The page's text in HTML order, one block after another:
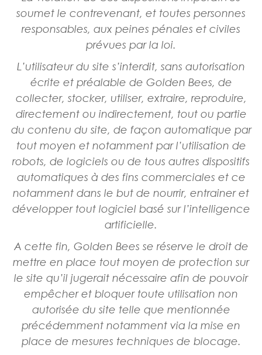
soumet le contrevenant, et toutes personnes
responsables, aux peines pénales et civiles
prévues par la loi.
L’utilisateur du site s’interdit, sans autorisation
écrite et préalable de Golden Bees, de
collecter, stocker, utiliser, extraire, reproduire,
directement ou indirectement, tout ou partie
du contenu du site, de façon automatique par
tout moyen et notamment par l’utilisation de
robots, de logiciels ou de tous autres dispositifs
automatiques à des fins commerciales et ce
notamment dans le but de nourrir, entrainer et
développer tout logiciel basé sur l’intelligence
artificielle.
A cette fin, Golden Bees se réserve le droit de
mettre en place tout moyen de protection sur
le site qu’il jugerait nécessaire afin de pouvoir
empêcher et bloquer toute utilisation non
autorisée du site telle que mentionnée
précédemment notamment via la mise en
place de mesures techniques de blocage.